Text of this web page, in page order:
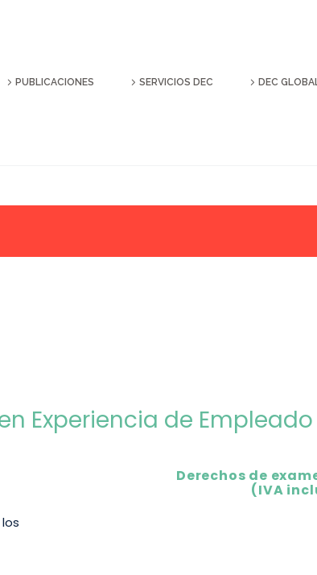
PUBLICACIONES SERVICIOS DEC DEC
Experiencia de Empleado
Derechos de
(IVA